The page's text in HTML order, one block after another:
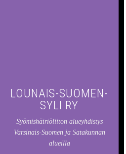
LOUNAIS-SUOMEN-
SYLI RY
Syömishäiriöliiton alueyhdistys
Varsinais-Suomen ja Satakunnan
alueilla